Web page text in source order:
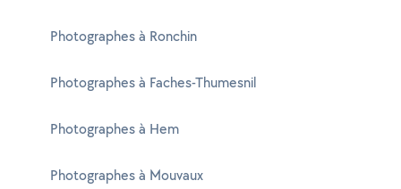
Photographes à Ronchin
Photographes à Faches-Thumesnil
Photographes à Hem
Photographes à Mouvaux